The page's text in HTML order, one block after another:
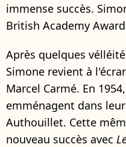
immense succès.
British Academy
Après quelques
Simone revient à
Marcel Carmé. En
emménagent dans
Authouillet. Cette
nouveau succès avec